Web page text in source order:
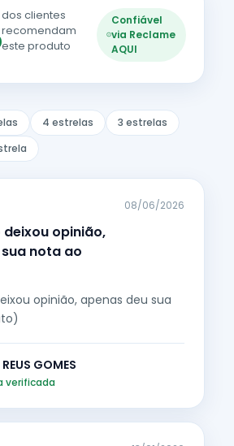
dos clientes
recomendam
este produto
Confiável
via Reclame
AQUI
4 estrelas
3 estrelas
opinião,
nota ao
08/06/2026
opinião, apenas deu sua
GOMES
verificada